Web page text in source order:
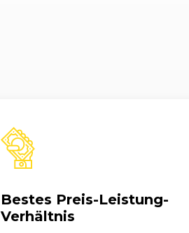
Bestes Preis-Leistung-
Verhältnis